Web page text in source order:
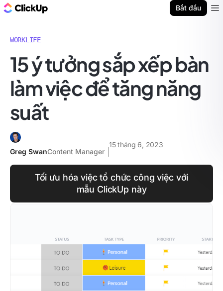
Bắt đầu
WORKLIFE
15 ý tưởng sắp xếp bàn
làm việc để tăng năng
suất
Greg SwanContent Manager
15 tháng 6, 2023
Tối ưu hóa việc tổ chức công việc với
mẫu ClickUp này